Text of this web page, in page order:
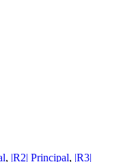
, |R2| Principal, |R3|